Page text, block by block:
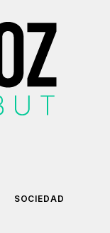
SOCIEDAD